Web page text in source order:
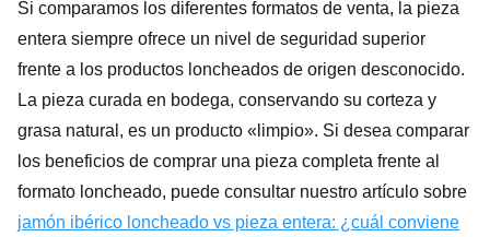
Si comparamos los diferentes formatos de venta, la pieza
entera siempre ofrece un nivel de seguridad superior
frente a los productos loncheados de origen desconocido.
La pieza curada en bodega, conservando su corteza y
grasa natural, es un producto «limpio». Si desea comparar
los beneficios de comprar una pieza completa frente al
formato loncheado, puede consultar nuestro artículo sobre
jamón ibérico loncheado vs pieza entera: ¿cuál conviene